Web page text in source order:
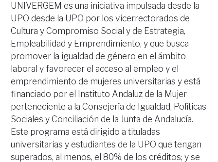
UNIVERGEM es una iniciativa impulsada desde la
UPO desde la UPO por los vicerrectorados de
Cultura y Compromiso Social y de Estrategia,
Empleabilidad y Emprendimiento, y que busca
promover la igualdad de género en el ámbito
laboral y favorecer el acceso al empleo y el
emprendimiento de mujeres universitarias y está
financiado por el Instituto Andaluz de la Mujer
perteneciente a la Consejería de Igualdad, Políticas
Sociales y Conciliación de la Junta de Andalucía.
Este programa está dirigido a tituladas
universitarias y estudiantes de la UPO que tengan
superados, al menos, el 80% de los créditos; y se